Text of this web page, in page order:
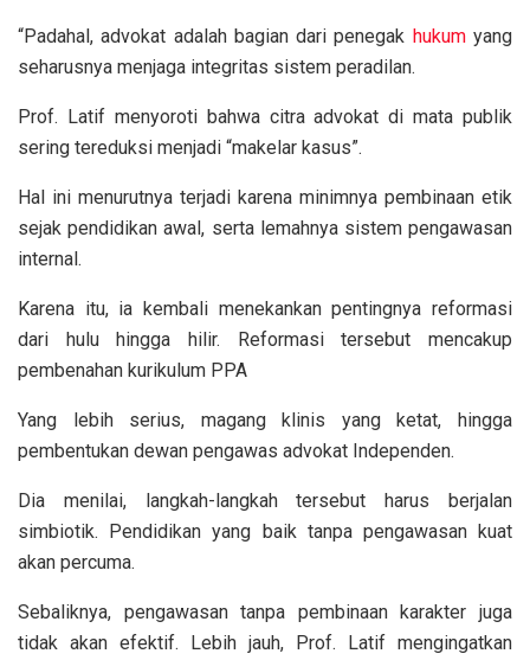
“Padahal, advokat adalah bagian dari penegak hukumyang
seharusnya menjaga integritas sistem peradilan.
Prof. Latif menyoroti bahwa citra advokat di mata publik
sering tereduksi menjadi “makelar kasus”.
Hal ini menurutnya terjadi karena minimnya pembinaan etik
sejak pendidikan awal, serta lemahnya sistem pengawasan
internal.
Karena itu, ia kembali menekankan pentingnya reformasi
dari hulu hingga hilir. Reformasi tersebut mencakup
pembenahan kurikulum PPA
Yang lebih serius, magang klinis yang ketat, hingga
pembentukan dewan pengawas advokat Independen.
Dia menilai, langkah-langkah tersebut harus berjalan
simbiotik. Pendidikan yang baik tanpa pengawasan kuat
akan percuma.
Sebaliknya, pengawasan tanpa pembinaan karakter juga
tidak akan efektif. Lebih jauh, Prof. Latif mengingatkan